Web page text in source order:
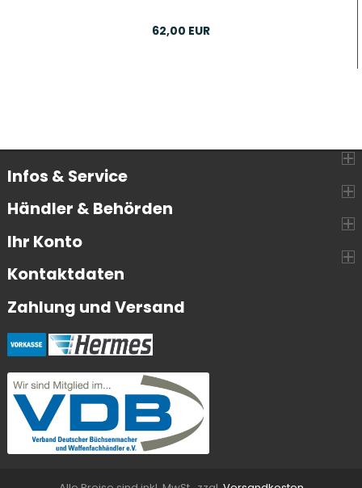
62,00 EUR
Infos & Service
Händler & Behörden
Ihr Konto
Kontaktdaten
Zahlung und Versand